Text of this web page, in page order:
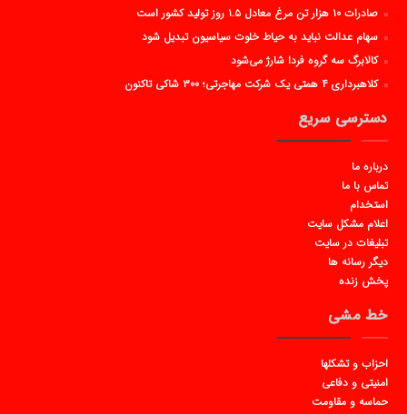
صادرات ۱۰ هزار تن مرغ معادل ۱.۵ روز تولید کشور است
سهام عدالت نباید به حیاط خلوت سیاسیون تبدیل شود
کالابرگ سه گروه فردا شارژ می‌شود
کلاهبرداری ۴ همتی یک شرکت مهاجرتی؛ ۳۰۰ شاکی تاکنون
دسترسی سریع
درباره ما
تماس با ما
استخدام
اعلام مشکل سایت
تبلیغات در سایت
دیگر رسانه ها
پخش زنده
خط مشی
احزاب و تشکلها
امنیتی و دفاعی
حماسه و مقاومت